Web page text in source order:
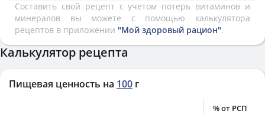
Составить свой рецепт с учетом потерь витаминов и
минералов вы можете с помощью калькулятора
рецептов в приложении "Мой здоровый рацион".
Калькулятор рецепта
Пищевая ценность на 100 г
% от РСП